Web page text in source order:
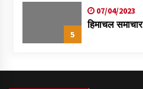
5
07/04/2023
हिमाचल समाचार